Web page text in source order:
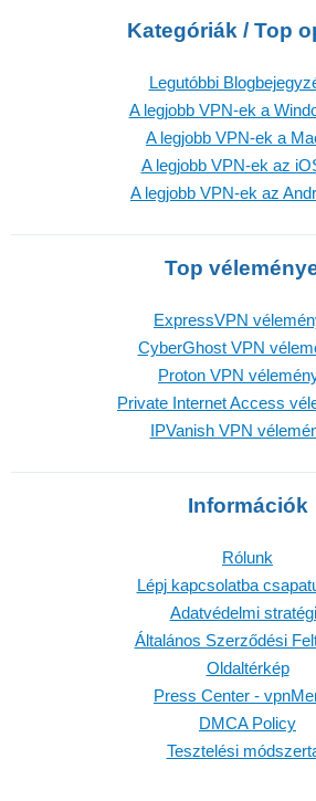
Kategóriák / Top
Legutóbbi
A legjobb VPN-ek a
A legjobb VPN-ek a
A legjobb VPN-ek az
A legjobb VPN-ek az
Top
ExpressVPN
CyberGhost VPN
Proton VPN
Private Internet Access
IPVanish VPN
Információk
Rólunk
Lépj kapcsolatba
Adatvédelmi
Általános Szerződési
Oldaltérkép
Press Center -
DMCA Policy
Tesztelési